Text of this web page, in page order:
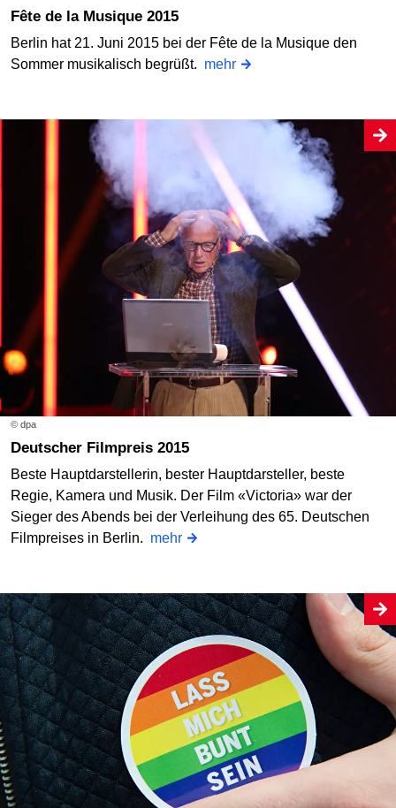
Fête de la Musique 2015
Berlin hat 21. Juni 2015 bei der Fête de la Musique den
Sommer musikalisch begrüßt. mehr
© dpa
Deutscher Filmpreis 2015
Beste Hauptdarstellerin, bester Hauptdarsteller, beste
Regie, Kamera und Musik. Der Film «Victoria» war der
Sieger des Abends bei der Verleihung des 65. Deutschen
Filmpreises in Berlin. mehr